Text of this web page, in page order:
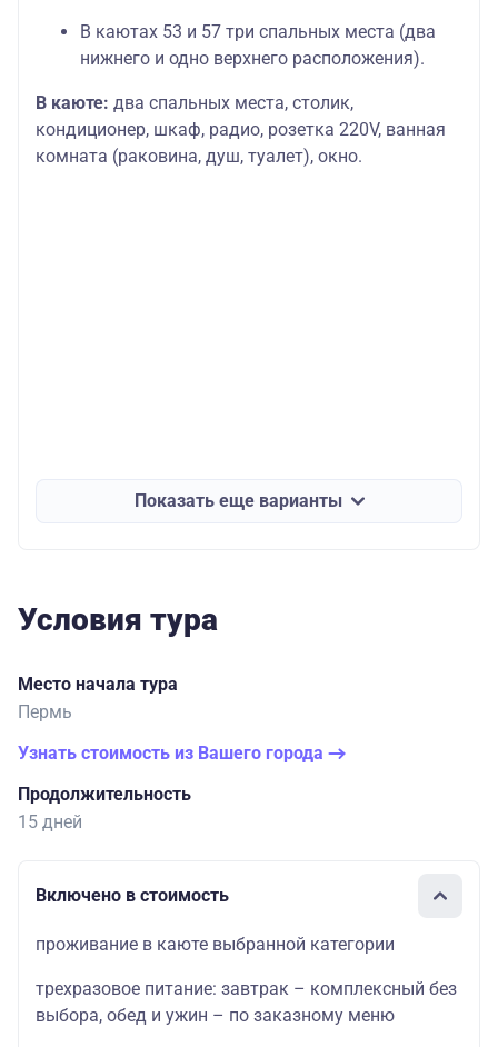
В каютах 53 и 57 три спальных места (два
нижнего и одно верхнего расположения).
В каюте: два спальных места, столик,
кондиционер, шкаф, радио, розетка 220V, ванная
комната (раковина, душ, туалет), окно.
Показать еще варианты
Условия тура
Место начала тура
Пермь
Узнать стоимость из Вашего города
Продолжительность
15 дней
Включено в стоимость
проживание в каюте выбранной категории
трехразовое питание: завтрак – комплексный без
выбора, обед и ужин – по заказному меню